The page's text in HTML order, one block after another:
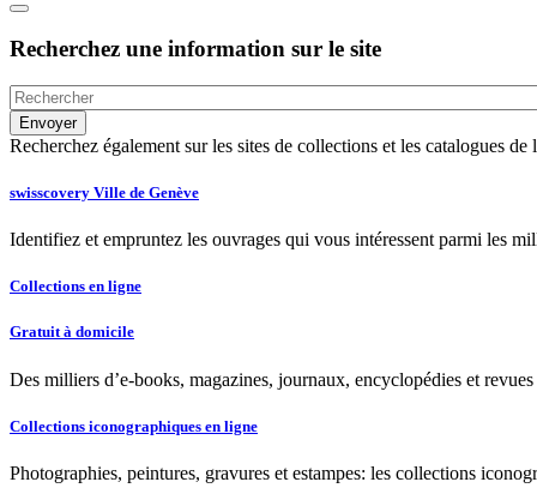
Recherchez une information sur le site
Recherchez également sur les sites de collections et les catalogues
swisscovery Ville de Genève
Identifiez et empruntez les ouvrages qui vous intéressent parmi les
Collections en ligne
Gratuit à domicile
Des milliers d’e-books, magazines, journaux, encyclopédies et
Collections iconographiques en ligne
Photographies, peintures, gravures et estampes: les collections